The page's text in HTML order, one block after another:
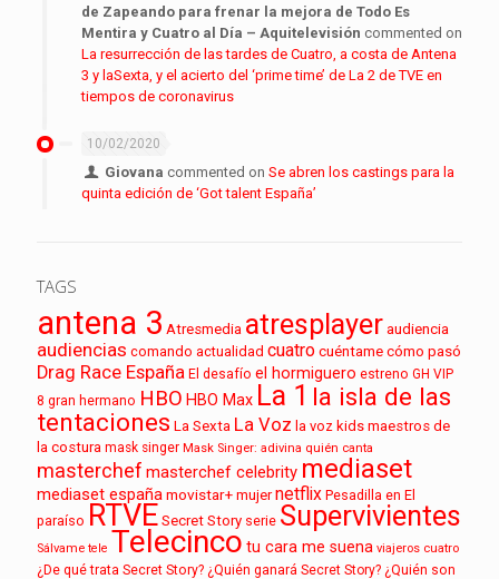
de Zapeando para frenar la mejora de Todo Es
Mentira y Cuatro al Día – Aquitelevisión commented on
La resurrección de las tardes de Cuatro, a costa de Antena
3 y laSexta, y el acierto del ‘prime time’ de La 2 de TVE en
tiempos de coronavirus
10/02/2020
Giovana commented onSe abren los castings para la
quinta edición de ‘Got talent España’
TAGS
antena 3 Atresmedia atresplayeraudiencia
audiencias comando actualidad cuatrocuéntame cómo pasó
Drag Race España El desafío el hormiguero estreno GH VIP
8 gran hermano HBO HBO Max La 1 la isla de las
tentaciones La Sexta La Voz la voz kids maestros de
la costura mask singer Mask Singer: adivina quién canta
masterchef masterchef celebrity mediaset
mediaset españamovistar+ mujer netflix Pesadilla en El
paraíso RTVE Secret Story serie Supervivientes
Sálvame tele Telecinco tu cara me suena viajeros cuatro
¿De qué trata Secret Story? ¿Quién ganará Secret Story? ¿Quién son